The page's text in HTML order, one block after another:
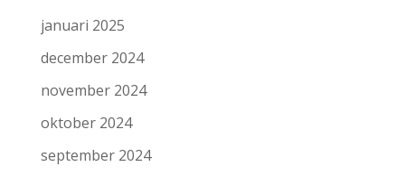
januari 2025
december 2024
november 2024
oktober 2024
september 2024